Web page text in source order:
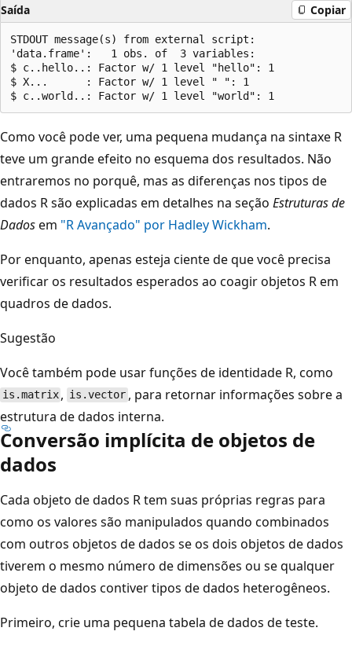
Saída Copiar
STDOUT message(s) from external script:
'data.frame':	1 obs. of  3 variables:
$ c..hello..: Factor w/ 1 level "hello": 1
$ X...      : Factor w/ 1 level " ": 1
Como você pode ver, uma pequena mudança na sintaxe R
teve um grande efeito no esquema dos resultados. Não
entraremos no porquê, mas as diferenças nos tipos de
dados R são explicadas em detalhes na seção Estruturas de
Dadosem "R Avançado" por Hadley Wickham.
Por enquanto, apenas esteja ciente de que você precisa
verificar os resultados esperados ao coagir objetos R em
quadros de dados.
Sugestão
Você também pode usar funções de identidade R, como
is.matrix , is.vector , para retornar informações sobre a
estrutura de dados interna.
Conversão implícita de objetos de
dados
Cada objeto de dados R tem suas próprias regras para
como os valores são manipulados quando combinados
com outros objetos de dados se os dois objetos de dados
tiverem o mesmo número de dimensões ou se qualquer
objeto de dados contiver tipos de dados heterogêneos.
Primeiro, crie uma pequena tabela de dados de teste.